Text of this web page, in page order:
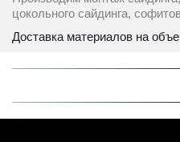
цокольного сайдинга,
Доставка материалов на